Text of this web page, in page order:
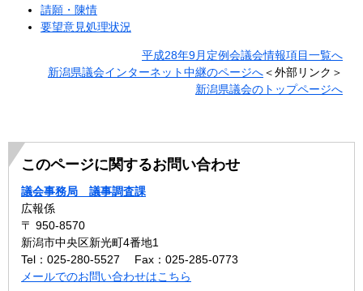
請願・陳情
要望意見処理状況
平成28年9月定例会議会情報項目一覧へ
新潟県議会インターネット中継のページへ＜外部リンク＞
新潟県議会のトップページへ
このページに関するお問い合わせ
議会事務局 議事調査課
広報係
〒 950-8570
新潟市中央区新光町4番地1
Tel：025-280-5527
Fax：025-285-0773
メールでのお問い合わせはこちら